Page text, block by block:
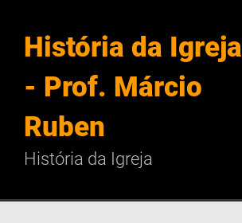
História da Igreja
- Prof. Márcio
Ruben
História da Igreja